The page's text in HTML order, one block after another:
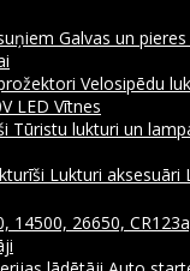
Galvas un
Velosipēdu
LED Vītnes
Tūristu lukturi un
Lukturi aksesuāri
14500, 26650,